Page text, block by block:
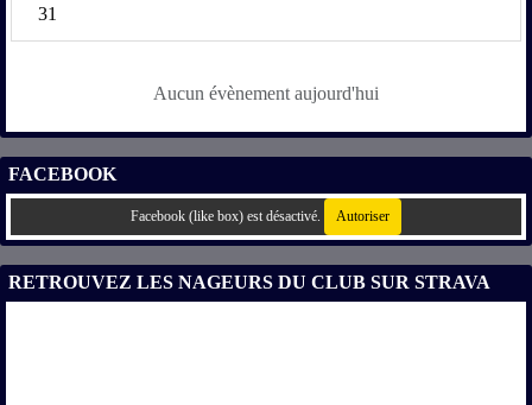
31
Aucun évènement aujourd'hui
FACEBOOK
Facebook (like box) est désactivé. Autoriser
RETROUVEZ LES NAGEURS DU CLUB SUR STRAVA